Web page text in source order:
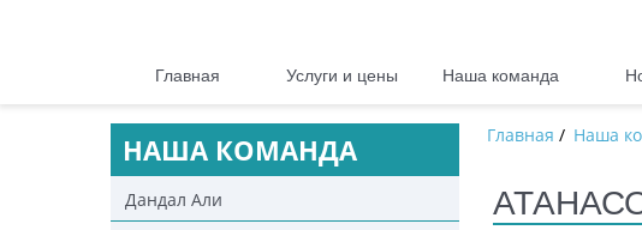
Главная Услуги и цены Наша команда
НАША КОМАНДА
Дандал Али
Главная / Наша